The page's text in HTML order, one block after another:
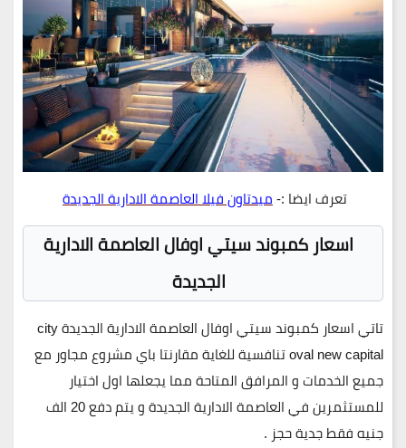
تعرف ايضا :-ميدتاون فيلا العاصمة الادارية الجديدة
اسعار كمبوند سيتي اوفال العاصمة الادارية
الجديدة
تاتي اسعار كمبوند سيتي اوفال العاصمة الادارية الجديدة city
oval new capital تنافسية للغاية مقارنتا باي مشروع مجاور مع
جميع الخدمات و المرافق المتاحة مما يجعلها اول اختيار
للمستثمرين في العاصمة الادارية الجديدة و يتم دفع 20 الف
جنيه فقط جدية حجز .